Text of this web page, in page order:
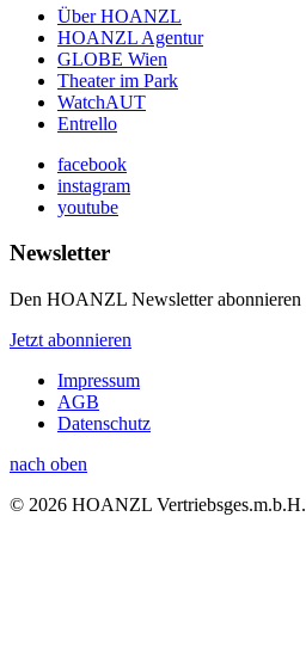
Über HOANZL
HOANZL Agentur
GLOBE Wien
Theater im Park
WatchAUT
Entrello
facebook
instagram
youtube
Newsletter
Den HOANZL Newsletter abonnieren
Jetzt abonnieren
Impressum
AGB
Datenschutz
nach oben
© 2026 HOANZL Vertriebsges.m.b.H.